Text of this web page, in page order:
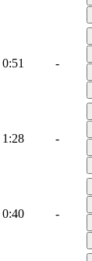
0:51 -
1:28 -
0:40 -